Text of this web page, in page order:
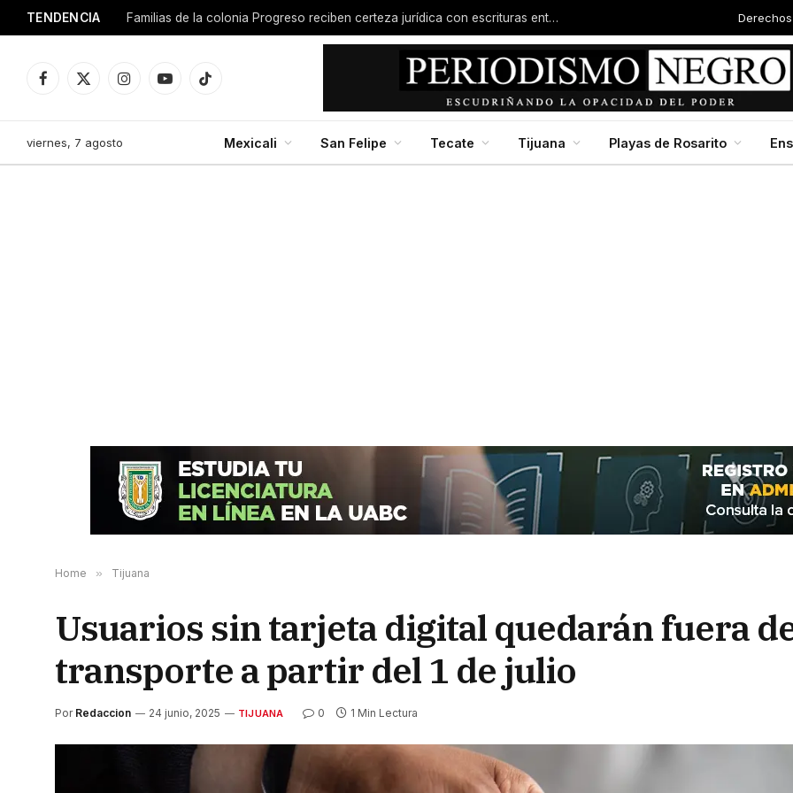
TENDENCIA Familias de la colonia Progreso reciben certeza jurídica con escrituras entregadas por Dip. Molina
Facebook
X
InstagramYouTubeTikTok
viernes, 7 agosto Mexicali San Felipe Tecate Tijuana Playas de Rosarito
Home » Tijuana
Usuarios sin tarjeta digital quedarán fuera
transporte a partir del 1 de julio
Por Redaccion 24 junio, 2025 TIJUANA 0 1 Min Lectura